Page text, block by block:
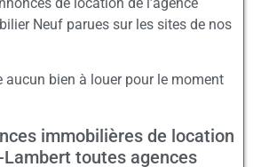
Neuf parues sur les sites de nos
aucun bien à louer pour le moment
immobilières de location
toutes agences